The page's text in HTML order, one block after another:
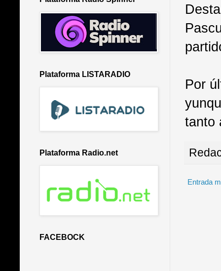
Por
tanto
Entrada
Plataforma LISTARADIO
Plataforma Radio.net
FACEBOCK